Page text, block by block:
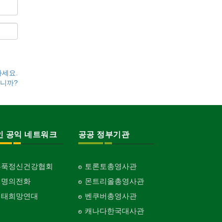
요.
까?
공익 네트워크
정신건강협회
의전화
희망연대
공공 정부기관
토론토총영사관
몬트리올총영사관
벤쿠버총영사관
캐나다한국대사관